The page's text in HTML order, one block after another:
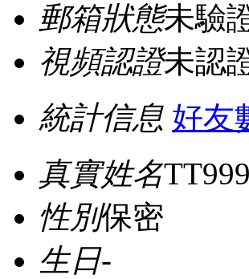
郵箱狀態未驗
視頻認證未認
統計信息 好友
真實姓名TT999
性別保密
生日-